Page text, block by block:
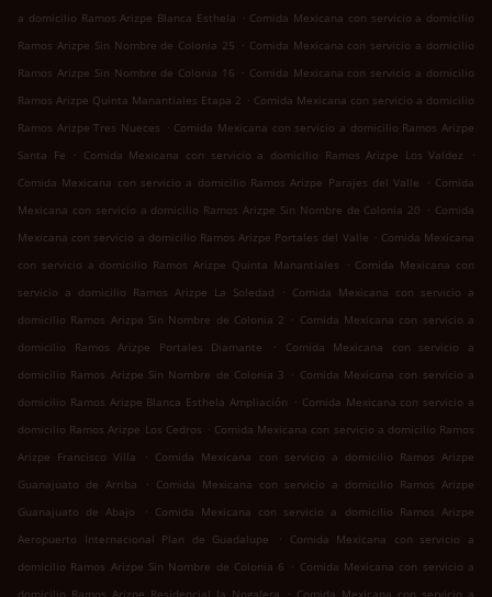
a domicilio Ramos Arizpe Blanca Esthela . Comida Mexicana con servicio a domicilio
Ramos Arizpe Sin Nombre de Colonia 25 . Comida Mexicana con servicio a domicilio
Ramos Arizpe Sin Nombre de Colonia 16 . Comida Mexicana con servicio a domicilio
Ramos Arizpe Quinta Manantiales Etapa 2 . Comida Mexicana con servicio a domicilio
Ramos Arizpe Tres Nueces . Comida Mexicana con servicio a domicilio Ramos Arizpe
Santa Fe
. Comida Mexicana con servicio a domicilio Ramos Arizpe Los Valdez
.
Comida Mexicana con servicio a domicilio Ramos Arizpe Parajes del Valle
. Comida
Mexicana con servicio a domicilio Ramos Arizpe Sin Nombre de Colonia 20 . Comida
Mexicana con servicio a domicilio Ramos Arizpe Portales del Valle . Comida Mexicana
con servicio a domicilio Ramos Arizpe Quinta Manantiales
. Comida Mexicana con
servicio a domicilio Ramos Arizpe La Soledad
. Comida Mexicana con servicio a
domicilio Ramos Arizpe Sin Nombre de Colonia 2 . Comida Mexicana con servicio a
domicilio Ramos Arizpe Portales Diamante
.
Comida Mexicana con servicio a
domicilio Ramos Arizpe Sin Nombre de Colonia 3 . Comida Mexicana con servicio a
domicilio Ramos Arizpe Blanca Esthela Ampliación . Comida Mexicana con servicio a
domicilio Ramos Arizpe Los Cedros . Comida Mexicana con servicio a domicilio Ramos
Arizpe Francisco Villa
. Comida Mexicana con servicio a domicilio Ramos Arizpe
Guanajuato de Arriba
. Comida Mexicana con servicio a domicilio Ramos Arizpe
Guanajuato de Abajo
. Comida Mexicana con servicio a domicilio Ramos Arizpe
Aeropuerto Internacional Plan de Guadalupe
.
Comida Mexicana con servicio a
domicilio Ramos Arizpe Sin Nombre de Colonia 6 . Comida Mexicana con servicio a
.